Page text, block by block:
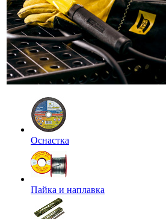
Оснастка
Пайка и наплавка